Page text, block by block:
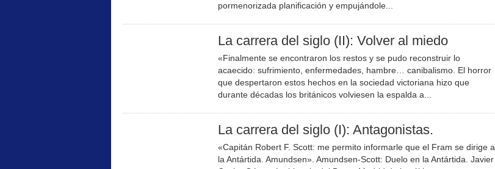
pormenorizada planificación y empujándole...
La carrera del siglo (II): Volver al miedo
«Finalmente se encontraron los restos y se pudo reconstruir lo
acaecido: sufrimiento, enfermedades, hambre… canibalismo. El horror
que despertaron estos hechos en la sociedad victoriana hizo que
durante décadas los británicos volviesen la espalda a...
La carrera del siglo (I): Antagonistas.
«Capitán Robert F. Scott: me permito informarle que el Fram se dirige a
la Antártida. Amundsen». Amundsen-Scott: Duelo en la Antártida. Javier